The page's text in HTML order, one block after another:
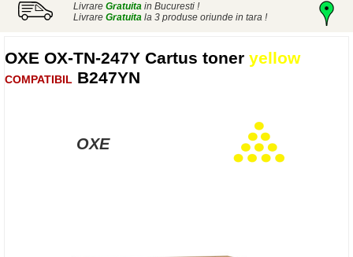
Livrare Gratuitain Bucuresti !
Livrare Gratuitala 3 produse oriunde in tara !
OXE OX-TN-247Y Cartus toner yellow
COMPATIBIL B247YN
OXE